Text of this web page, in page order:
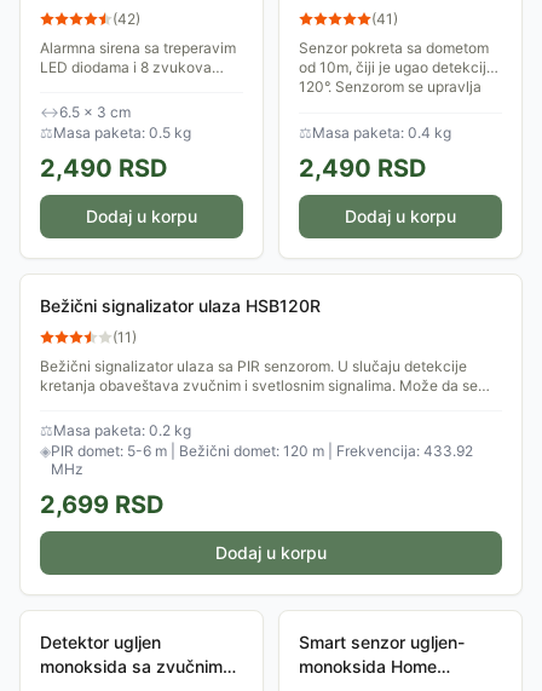
WIFISI10CWT
(42)
Alarmna sirena sa treperavim
LED diodama i 8 zvukova
kao upozorenje da je kretanje
detektovano pomoću senzora
↔6.5 × 3 cm
⚖Masa paketa: 0.5 kg
2,490 RSD
Dodaj u korpu
WIFISM10CWT
(41)
Senzor pokreta sa dometom
od 10m, čiji je ugao detekcije
120°. Senzorom se upravlja
iOS.
⚖Masa paketa: 0.4 kg
2,490 RSD
Dodaj u korpu
Bežični signalizator ulaza HSB120R
(11)
Bežični signalizator ulaza sa PIR senzorom. U slučaju detekcije
kretanja obaveštava zvučnim i svetlosnim signalima. Može da se
⚖Masa paketa: 0.2 kg
◈PIR domet: 5-6 m | Bežični domet: 120 m | Frekvencija: 433.92
MHz
2,699 RSD
Dodaj u korpu
Detektor ugljen
monoksida sa zvučnim
Smart senzor ugljen-
monoksida Home